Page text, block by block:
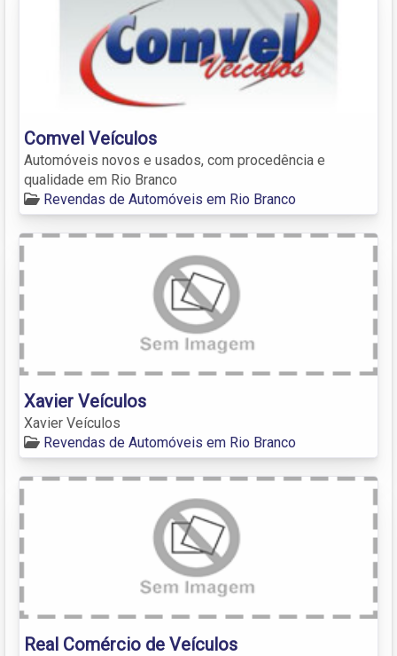
Comvel Veículos
Automóveis novos e usados, com procedência e
qualidade em Rio Branco
Revendas de Automóveis em Rio Branco
Xavier Veículos
Xavier Veículos
Revendas de Automóveis em Rio Branco
Real Comércio de Veículos